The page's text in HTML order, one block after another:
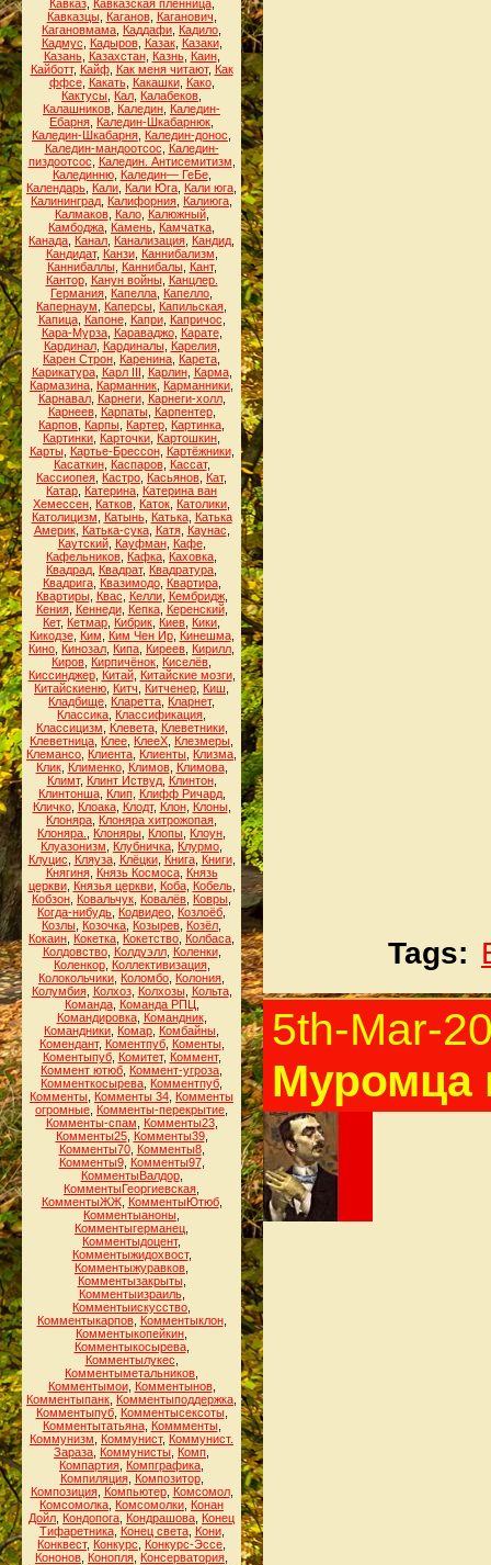
Кавказ, Кавказская пленница,
Кавказцы, Каганов, Каганович
Кагановмама Каддафи Кадило
Кадмус
Кадыров, Казак, Казаки,
Казань, Казахстан, Казнь, Каин,
Кайботт, Кайф, Как меня читают, Как
ффсе, Какать, Какашки, Како,
Кактусы Кал Калабеков
Калашников Каледин Каледин-
Ебарня Каледин-Шкабарнюк
Каледин-Шкабарня Каледин-донос
Каледин-мандоотсос
Каледин-
пиздоотсос
Каледин. Антисемитизм
Калединню, Каледин— ГеБе,
Календарь Кали Кали Юга Кали юга
Калининград Калифорния Калиюга
Калмаков, Кало, Калюжный,
Камбоджа Камень Камчатка
Канада Канал Канализация Кандид
Кандидат, Канзи, Каннибализм
Каннибаллы, Каннибалы, Кант,
Кантор, Канун войны, Канцлер.
Германия Капелла Капелло
Капернаум
Каперсы Капильская
Капица, Капоне, Капри, Капричос
Кара-Мурза, Караваджо, Карате,
Кардинал, Кардиналы, Карелия,
Карен Строн Каренина Карета
Карикатура, Карл III Карлин, Карма,
Кармазина Карманник Карманники
Карнавал, Карнеги, Карнеги-холл,
Карнеев, Карпаты, Карпентер,
Карпов Карпы Картер Картинка
Картинки Карточки Картошкин
Карты, Картье-Брессон, Картёжники,
Касаткин, Каспаров, Кассат,
Кассиопея Кастро Касьянов Кат,
Катар Катерина Катерина ван
Хемессен Катков Каток Католики
Католицизм
Катынь, Катька, Катька
Америк, Катька-сука, Катя, Каунас
Каутский, Кауфман, Кафе,
Кафельников Кафка Каховка
Квадрад Квадрат, Квадратура
Квадрига, Квазимодо, Квартира,
Квартиры, Квас Келли, Кембридж,
Кения, Кеннеди, Кепка, Керенский,
Кет, Кетмар Кибрик Киев Кики
Кикодзе, Ким Ким Чен Ир, Кинешма,
Кино Кинозал Кипа Киреев Кирилл
Киров Кирпичёнок Киселёв
Киссинджер, Китай, Китайские мозги,
Китайскиеню Китч Китченер Киш
Кладбище Кларетта Кларнет,
Классика Классификация
Классицизм
Клевета, Клеветники,
Клеветница Клее КлееХ Клезмеры
Клемансо Клиента Клиенты Клизма
Клик, Клименко, Климов, Климова,
Климт, Клинт Иствуд, Клинтон,
Клинтонша, Клип, Клифф Ричард,
Кличко, Клоака, Клодт, Клон, Клоны,
Клоняра Клоняра хитрожопая
Клоняра.
Клоняры Клопы Клоун
Клуазонизм
Клубничка Клурмо
Клуцис
Кляуза, Клёцки, Книга, Книги,
Княгиня, Князь Космоса, Князь
церкви, Князья церкви, Коба, Кобель,
Кобзон Ковальчук Ковалёв Ковры
Когда-нибудь Кодвидео Козлоёб
Козлы Козочка Козырев Козёл
Кокаин Кокетка Кокетство Колбаса
Колдовство, Колдуэлл, Коленки,
Коленкор, Коллективизация,
Колокольчики Коломбо Колония
Колумбия, Колхоз, Колхозы, Кольта,
Команда, Команда РПЦ
Командировка, Командник,
Командники Комар Комбайны
Комендант, Коментпуб, Коменты,
Коментыпуб, Комитет, Коммент,
Коммент ютюб Коммент-угроза
Комменткосырева Комментпуб
Комменты Комменты 34 Комменты
огромные Комменты-перекрытие
Комменты-спам
Комменты23,
Комменты25, Комменты39,
Комменты70, Комменты8,
Комменты9, Комменты97,
КомментыВалдор,
КомментыГеоргиевская
КомментыЖЖ, КомментыЮтюб,
Комментыаноны
Комментыгерманец
Комментыдоцент,
Комментыжидохвост,
Комментыжуравков
Комментызакрыты,
Комментыизраиль,
Комментыискусство
Комментыкарпов, Комментыклон,
Комментыкопейкин
Комментыкосырева,
Комментылукес
Комментыметальников
Комментымои, Комментынов,
Комментыпанк Комментыподдержка
Комментыпуб, Комментысексоты,
Комментытатьяна, Коммменты,
Коммунизм
Коммунист, Коммунист.
Зараза Коммунисты Комп
Компартия Компграфика
Компиляция, Композитор,
Композиция, Компьютер, Комсомол,
Комсомолка Комсомолки Конан
Дойл Кондопога Кондрашова Конец
Тифаретника, Конец света, Кони,
Конквест, Конкурс Конкурс-Эссе
Кононов Конопля Консерватория
Tags:
5th-Mar-
Муромца